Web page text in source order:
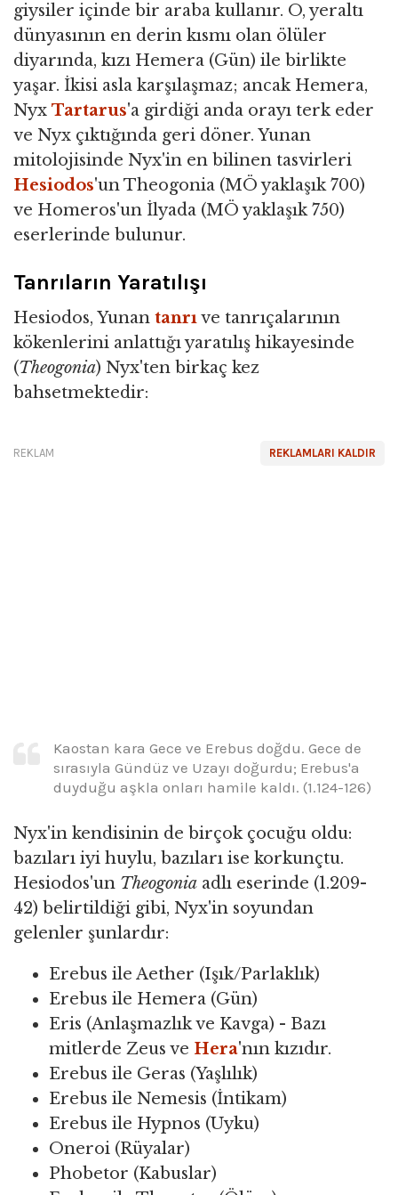
giysiler içinde bir araba kullanır. O, yeraltı
dünyasının en derin kısmı olan ölüler
diyarında, kızı Hemera (Gün) ile birlikte
yaşar. İkisi asla karşılaşmaz; ancak Hemera,
Nyx Tartarus'a girdiği anda orayı terk eder
ve Nyx çıktığında geri döner. Yunan
mitolojisinde Nyx'in en bilinen tasvirleri
Hesiodos'un Theogonia (MÖ yaklaşık 700)
ve Homeros'un İlyada (MÖ yaklaşık 750)
eserlerinde bulunur.
Tanrıların Yaratılışı
Hesiodos, Yunan tanrıve tanrıçalarının
kökenlerini anlattığı yaratılış hikayesinde
(Theogonia) Nyx'ten birkaç kez
bahsetmektedir:
REKLAMLARI KALDIR
REKLAM
Kaostan kara Gece ve Erebus doğdu. Gece de
sırasıyla Gündüz ve Uzayı doğurdu; Erebus'a
duyduğu aşkla onları hamile kaldı. (1.124-126)
Nyx'in kendisinin de birçok çocuğu oldu:
bazıları iyi huylu, bazıları ise korkunçtu.
Hesiodos'un Theogonia adlı eserinde (1.209-
42) belirtildiği gibi, Nyx'in soyundan
gelenler şunlardır:
Erebus ile Aether (Işık/Parlaklık)
Erebus ile Hemera (Gün)
Eris (Anlaşmazlık ve Kavga) - Bazı
mitlerde Zeus ve Hera'nın kızıdır.
Erebus ile Geras (Yaşlılık)
Erebus ile Nemesis (İntikam)
Erebus ile Hypnos (Uyku)
Oneroi (Rüyalar)
Phobetor (Kabuslar)